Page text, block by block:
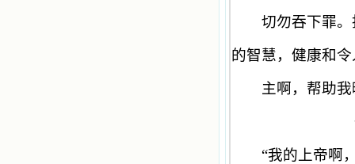
切勿吞下罪。
的智慧，健康和
主啊，帮助我
“我的上帝啊